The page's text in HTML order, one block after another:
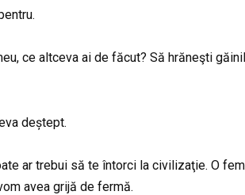
ce altceva ai de făcut? Să hrăneşti
deștept.
ar trebui să te întorci la civilizaţie. O
avea grijă de fermă.